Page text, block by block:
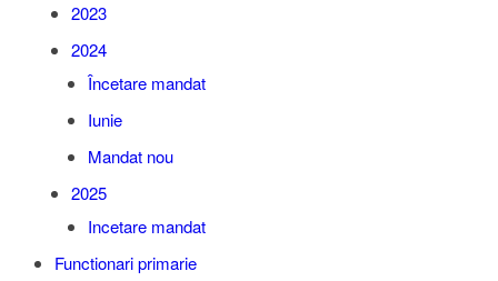
2023
2024
Încetare mandat
Iunie
Mandat nou
2025
Incetare mandat
Functionari primarie